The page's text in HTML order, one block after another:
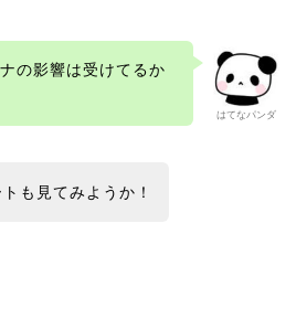
はてなパンダ
の影響は受けてるか
も見てみようか！